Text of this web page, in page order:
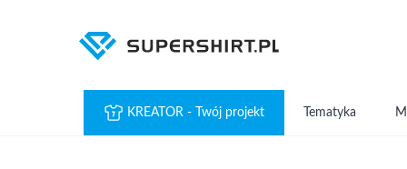
KREATOR - Twój projekt Tematyka